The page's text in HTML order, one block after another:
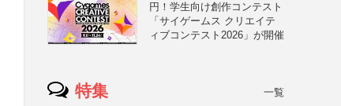
円！学生向け創作コンテスト
「サイゲームス クリエイテ
ィブコンテスト2026」が開催
特集 一覧